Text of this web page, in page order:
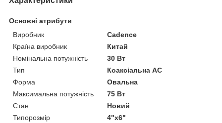
Основні атрибути
Виробник
Cadence
Країна виробник
Китай
Номінальна потужність
30 Вт
Тип
Коаксіальна АС
Форма
Овальна
Максимальна потужність
75 Вт
Стан
Новий
Типорозмір
4"х6"